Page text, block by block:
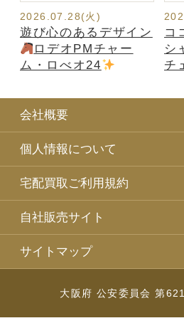
2026.07.28(火)
遊び心のあるデザイン
ロデオPMチャー
ム・ロべオ24
コ
シ
チ
会社概要
個人情報について
宅配買取ご利用規約
自社販売サイト
サイトマップ
大阪府 公安委員会 第